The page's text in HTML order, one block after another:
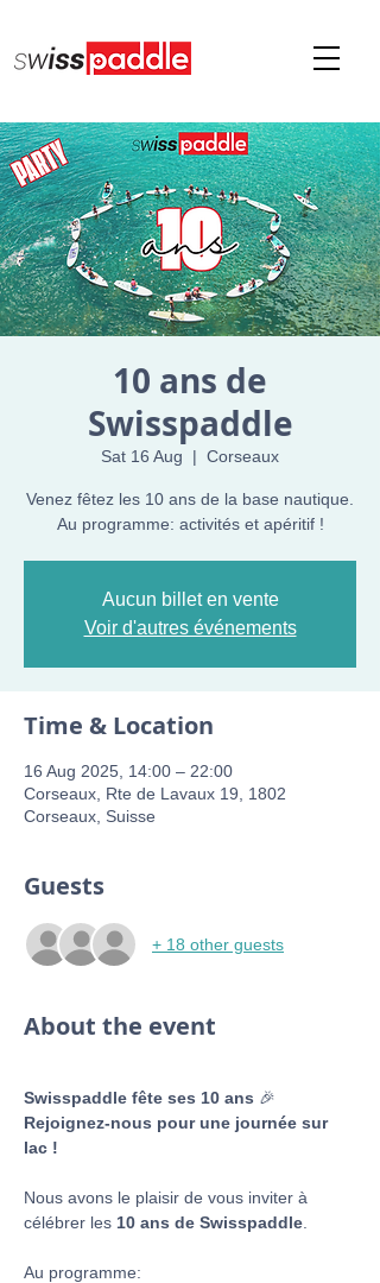
10 ans de
Swisspaddle
Sat 16 Aug
  |
Corseaux
Venez fêtez les 10 ans de la base nautique.
Au programme: activités et apéritif !
Aucun billet en vente
Voir d'autres événements
Time & Location
16 Aug 2025, 14:00 – 22:00
Corseaux, Rte de Lavaux 19, 1802
Corseaux, Suisse
Guests
+ 18 other guests
About the event
Swisspaddle fête ses 10 ans 🎉
Rejoignez-nous pour une journée sur
lac !
Nous avons le plaisir de vous inviter à
célébrer les 10 ans de Swisspaddle
Au programme: